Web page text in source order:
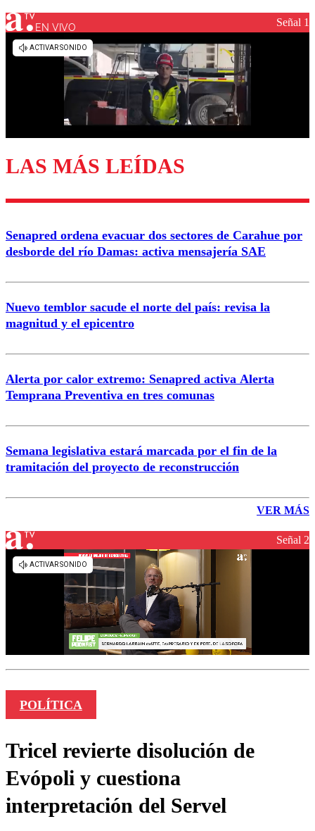
Los comentarios son moderados para garantizar un
diálogo respetuoso.
Enviar comentario
EN VIVO Señal 1
LAS MÁS LEÍDAS
Senapred ordena evacuar dos sectores de Carahue por
desborde del río Damas: activa mensajería SAE
Nuevo temblor sacude el norte del país: revisa la
magnitud y el epicentro
Alerta por calor extremo: Senapred activa Alerta
Temprana Preventiva en tres comunas
Semana legislativa estará marcada por el fin de la
tramitación del proyecto de reconstrucción
VER MÁS
Señal 2
POLÍTICA
Tricel revierte disolución de
Evópoli y cuestiona
interpretación del Servel